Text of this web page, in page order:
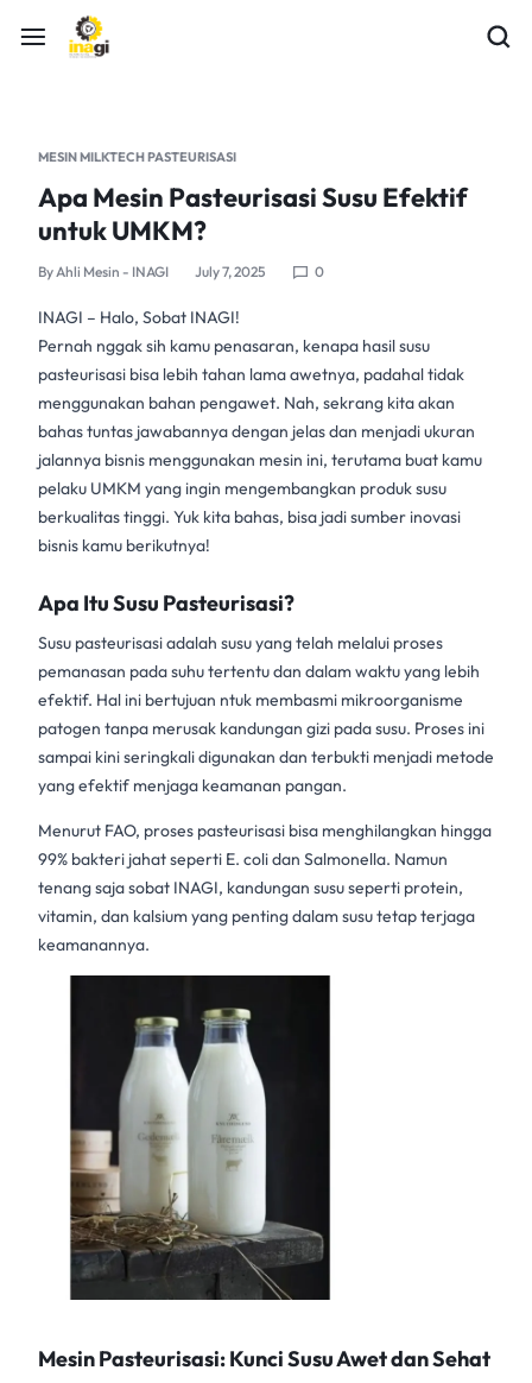
MESIN MILKTECH PASTEURISASI
Apa Mesin Pasteurisasi Susu Efektif
untuk UMKM?
ByAhli Mesin - INAGI July 7, 2025 0
INAGI – Halo, Sobat INAGI!
Pernah nggak sih kamu penasaran, kenapa hasilsusu
pasteurisasi bisa lebih tahan lama awetnya, padahal tidak
menggunakan bahan pengawet. Nah, sekrang kita akan
bahas tuntas jawabannya dengan jelas dan menjadi ukuran
jalannya bisnis menggunakan mesin ini, terutama buat kamu
pelaku UMKM yang ingin mengembangkan produk susu
berkualitas tinggi. Yuk kita bahas, bisa jadi sumber inovasi
bisnis kamu berikutnya!
Apa Itu Susu Pasteurisasi?
Susu pasteurisasiadalah susu yang telah melalui proses
pemanasan pada suhu tertentu dan dalam waktu yang lebih
efektif. Hal ini bertujuan ntuk membasmi mikroorganisme
patogen tanpa merusak kandungan gizi pada susu. Proses ini
sampai kini seringkali digunakan dan terbukti menjadi metode
yang efektif menjaga keamanan pangan.
Menurut FAO, proses pasteurisasi bisa menghilangkan hingga
99% bakteri jahat seperti E. coli dan Salmonella. Namun
tenang saja sobat INAGI, kandungan susu seperti protein,
vitamin, dan kalsium yang penting dalam susu tetap terjaga
keamanannya.
Mesin Pasteurisasi: Kunci Susu Awet dan Sehat